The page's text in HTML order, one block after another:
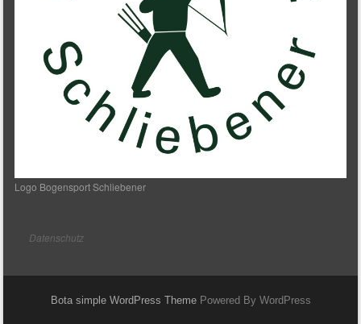
Logo Bogensport Schliebener
Datenschutz
Bota simple WordPress ThemePowered By WordPress